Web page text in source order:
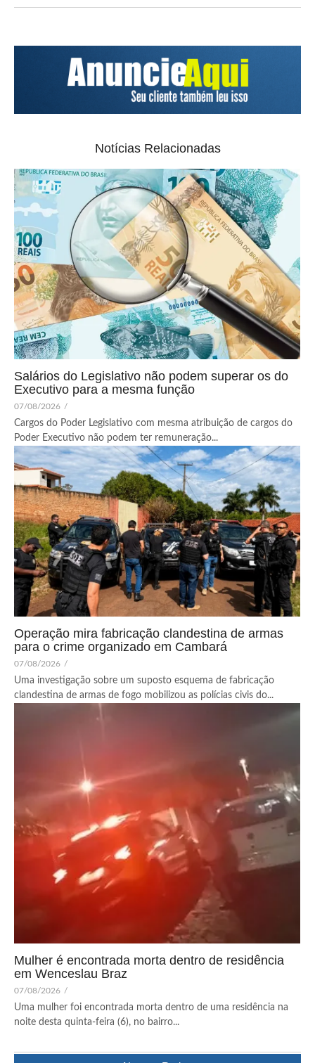
Notícias Relacionadas
Salários do Legislativo não podem superar os do
Executivo para a mesma função
07/08/2026 /
Cargos do Poder Legislativo com mesma atribuição de cargos do
Poder Executivo não podem ter remuneração...
Operação mira fabricação clandestina de armas
para o crime organizado em Cambará
07/08/2026 /
Uma investigação sobre um suposto esquema de fabricação
clandestina de armas de fogo mobilizou as polícias civis do...
Mulher é encontrada morta dentro de residência
em Wenceslau Braz
07/08/2026 /
Uma mulher foi encontrada morta dentro de uma residência na
noite desta quinta-feira (6), no bairro...